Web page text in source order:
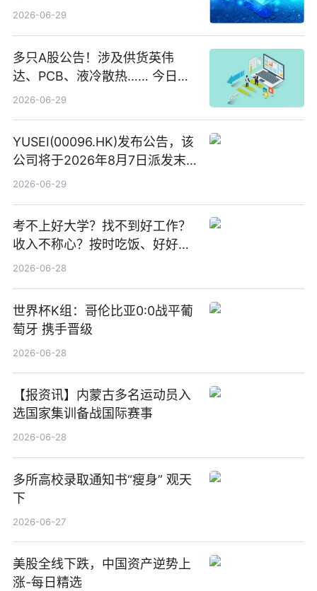
2026-06-29
多只A股公告！涉及供货英伟
达、PCB、液冷散热…… 今日快
讯
2026-06-29
YUSEI(00096.HK)发布公告，该
公司将于2026年8月7日派发末
期股息每股人民币0.013元 每日
2026-06-29
考不上好大学？找不到好工作？
收入不称心？按时吃饭、好好睡
觉
2026-06-28
世界杯K组：哥伦比亚0:0战平葡
萄牙 携手晋级
2026-06-28
【报资讯】内蒙古多名运动员入
选国家集训备战国际赛事
2026-06-28
多所高校录取通知书“瘦身” 观天
下
2026-06-27
美股全线下跌，中国资产逆势上
涨-每日精选